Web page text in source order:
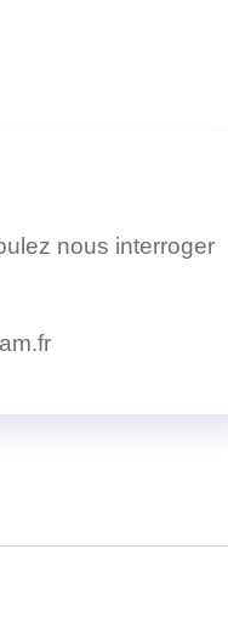
nous interroger